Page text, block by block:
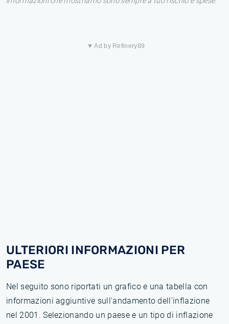
▼ Ad by Refinery89
ULTERIORI INFORMAZIONI PER
PAESE
Nel seguito sono riportati un grafico e una tabella con
informazioni aggiuntive sull'andamento dell'inflazione
nel 2001. Selezionando un paese e un tipo di inflazione